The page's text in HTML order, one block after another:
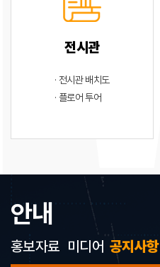
전시관
· 전시관 배치도
· 플로어 투어
안내
공지사항
홍보자료 미디어